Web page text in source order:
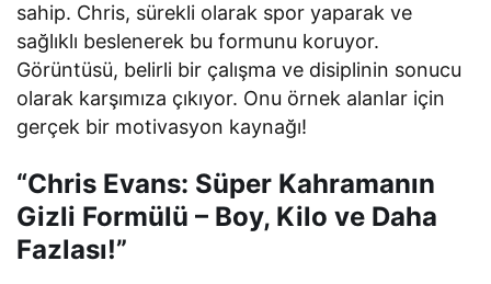
sahip. Chris, sürekli olarak spor yaparak ve
sağlıklı beslenerek bu formunu koruyor.
Görüntüsü, belirli bir çalışma ve disiplinin sonucu
olarak karşımıza çıkıyor. Onu örnek alanlar için
gerçek bir motivasyon kaynağı!
“Chris Evans: Süper Kahramanın
Gizli Formülü – Boy, Kilo ve Daha
Fazlası!”